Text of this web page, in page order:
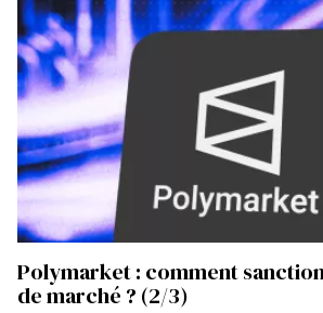
Polymarket : comment
de marché ? (2/3)